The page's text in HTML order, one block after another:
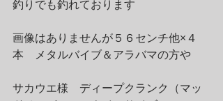
釣りでも釣れております
画像はありませんが５６センチ他×４
本　メタルバイブ＆アラバマの方や
サカウエ様　ディープクランク（マッ